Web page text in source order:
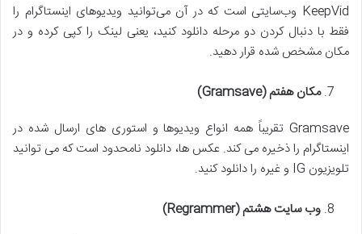
KeepVid وب‌سایتی است که در آن می‌توانید ویدیوهای اینستاگرام را
فقط با دنبال کردن دو مرحله دانلود کنید، یعنی لینک را کپی کرده و در
مکان مشخص شده قرار دهید.
مکان هفتم (Gramsave
)
Gramsave تقریباً همه انواع ویدیوها و استوری های ارسال شده در
اینستاگرام را ذخیره می کند. عکس ها، دانلود نامحدود است که می توانید
تلویزیون IG و غیره را دانلود کنید.
وب سایت هشتم (Regrammer
)